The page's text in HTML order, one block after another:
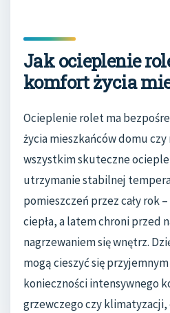
Jak ocieplenie
komfort życia
Ocieplenie rolet ma
życia mieszkańców domu
wszystkim skuteczne
utrzymanie stabilnej
pomieszczeń przez cały rok
ciepła, a latem chroni przed
nagrzewaniem się wnętrz.
mogą cieszyć się
konieczności intensywnego
grzewczego czy klimatyzacji,